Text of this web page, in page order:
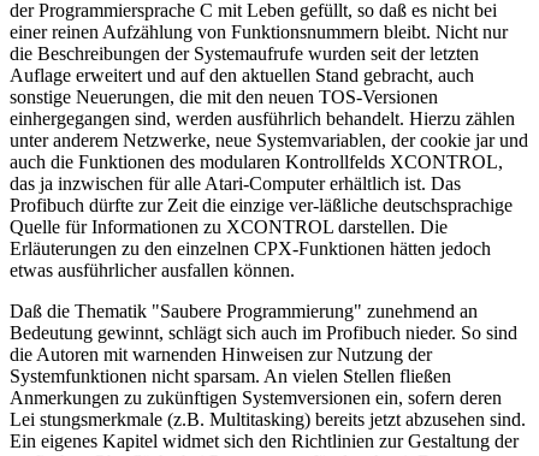
der Programmiersprache C mit Leben gefüllt, so daß es nicht bei
einer reinen Aufzählung von Funktionsnummern bleibt. Nicht nur
die Beschreibungen der Systemaufrufe wurden seit der letzten
Auflage erweitert und auf den aktuellen Stand gebracht, auch
sonstige Neuerungen, die mit den neuen TOS-Versionen
einhergegangen sind, werden ausführlich behandelt. Hierzu zählen
unter anderem Netzwerke, neue Systemvariablen, der cookie jar und
auch die Funktionen des modularen Kontrollfelds XCONTROL,
das ja inzwischen für alle Atari-Computer erhältlich ist. Das
Profibuch dürfte zur Zeit die einzige ver-läßliche deutschsprachige
Quelle für Informationen zu XCONTROL darstellen. Die
Erläuterungen zu den einzelnen CPX-Funktionen hätten jedoch
etwas ausführlicher ausfallen können.
Daß die Thematik "Saubere Programmierung" zunehmend an
Bedeutung gewinnt, schlägt sich auch im Profibuch nieder. So sind
die Autoren mit warnenden Hinweisen zur Nutzung der
Systemfunktionen nicht sparsam. An vielen Stellen fließen
Anmerkungen zu zukünftigen Systemversionen ein, sofern deren
Lei stungsmerkmale (z.B. Multitasking) bereits jetzt abzusehen sind.
Ein eigenes Kapitel widmet sich den Richtlinien zur Gestaltung der